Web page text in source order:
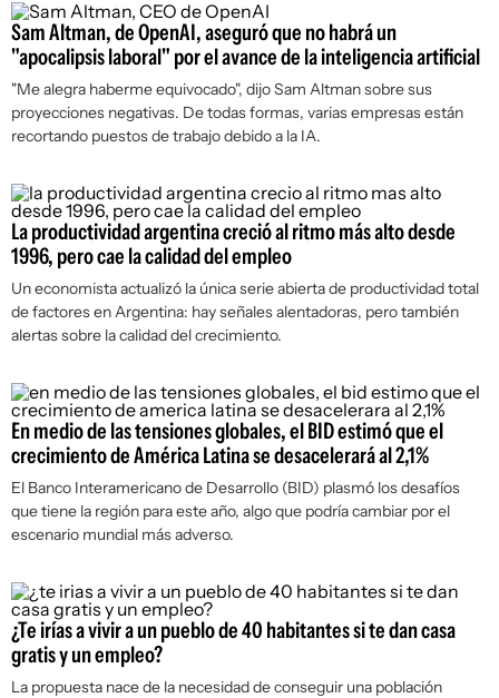
Sam Altman, de OpenAI, aseguró que no habrá un
"apocalipsis laboral" por el avance de la inteligencia artificial
"Me alegra haberme equivocado", dijo Sam Altman sobre sus
proyecciones negativas. De todas formas, varias empresas están
recortando puestos de trabajo debido a la IA.
La productividad argentina creció al ritmo más alto desde
1996, pero cae la calidad del empleo
Un economista actualizó la única serie abierta de productividad total
de factores en Argentina: hay señales alentadoras, pero también
alertas sobre la calidad del crecimiento.
En medio de las tensiones globales, el BID estimó que el
crecimiento de América Latina se desacelerará al 2,1%
El Banco Interamericano de Desarrollo (BID) plasmó los desafíos
que tiene la región para este año, algo que podría cambiar por el
escenario mundial más adverso.
¿Te irías a vivir a un pueblo de 40 habitantes si te dan casa
gratis y un empleo?
La propuesta nace de la necesidad de conseguir una población